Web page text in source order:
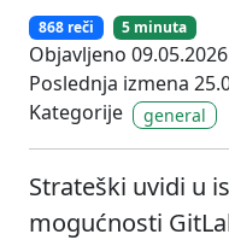
868 reči 5 minuta
Objavljeno 09.05.2026
Poslednja izmena
Kategorije
general
Strateški uvidi u
mogućnosti